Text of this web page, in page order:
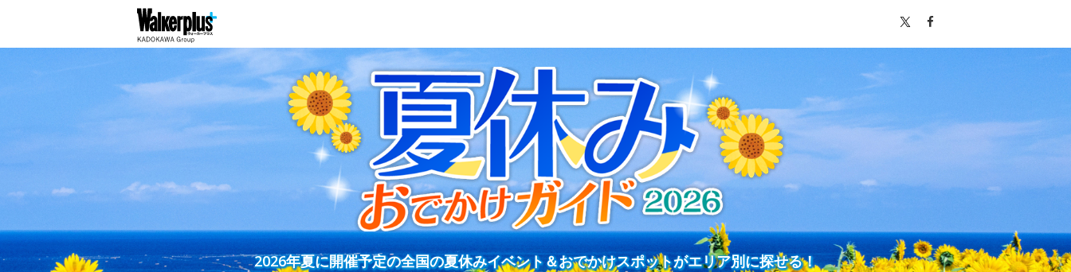
2026年夏に開催予定の全国の夏休みイベント＆おでかけスポットがエリア別に探せる！